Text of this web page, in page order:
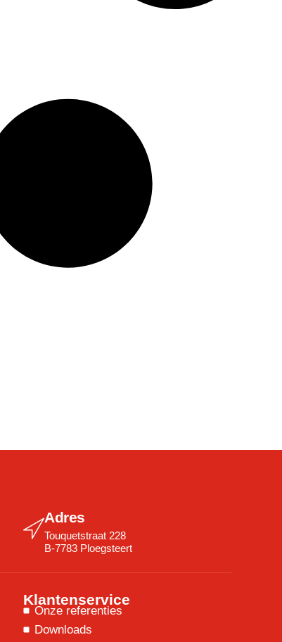
Adres
Touquetstraat 228
B-7783 Ploegsteert
Klantenservice
Onze referenties
Downloads